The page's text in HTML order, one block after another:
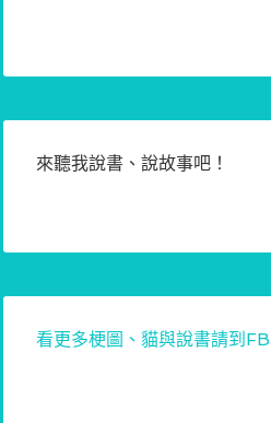
來聽我說書、說故事吧！
看更多梗圖、貓與說書請到FB